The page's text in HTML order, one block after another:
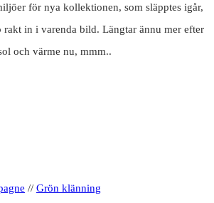
för nya kollektionen, som släpptes igår,
in i varenda bild. Längtar ännu mer efter
och värme nu, mmm..
// Grön klänning